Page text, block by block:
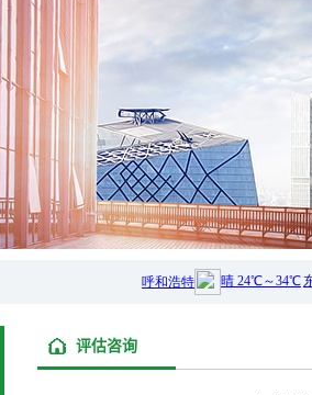
评估咨询